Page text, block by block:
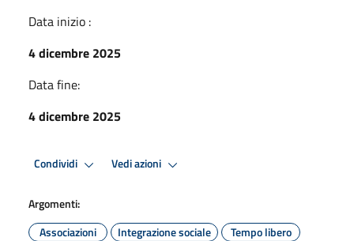
Data inizio :
4 dicembre 2025
Data fine:
4 dicembre 2025
Condividi Vedi azioni
Argomenti:
Associazioni
Integrazione sociale Tempo libero